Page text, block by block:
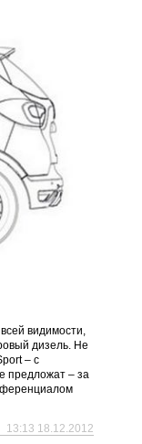
видимости,
дизель. Не
– с
предложат – за
13:13 18.12.2012